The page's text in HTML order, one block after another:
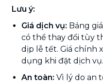
Lưu ý:
Giá dịch vụ: Bảng
có thể thay đổi tùy
dịp lễ tết. Giá chính
dụng khi đặt dịch vụ.
An toàn: Vì lý do an